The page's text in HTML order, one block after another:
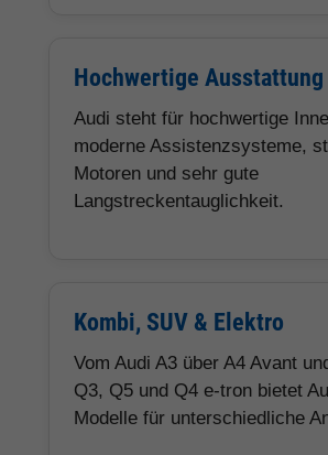
Hochwertige Ausstattung
Audi steht für hochwertige
moderne Assistenzsysteme,
Motoren und sehr gute
Langstreckentauglichkeit.
Kombi, SUV & Elektro
Vom Audi A3 über A4 Avant
Q3, Q5 und Q4 e-tron bietet
Modelle für unterschiedliche